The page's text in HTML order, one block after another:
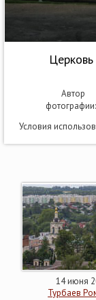
Автор
фотографии:
Условия
14 июня
Турбаев